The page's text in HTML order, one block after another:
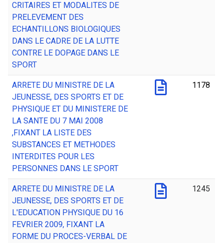
CRITAIRES ET MODALITES DE
PRELEVEMENT DES
ECHANTILLONS BIOLOGIQUES
DANS LE CADRE DE LA LUTTE
CONTRE LE DOPAGE DANS LE
SPORT
ARRETE DU MINISTRE DE LA
JEUNESSE, DES SPORTS ET DE
PHYSIQUE ET DU MINISTERE DE
LA SANTE DU 7 MAI 2008
,FIXANT LA LISTE DES
SUBSTANCES ET METHODES
INTERDITES POUR LES
PERSONNES DANS LE SPORT
1178
ARRETE DU MINISTRE DE LA
JEUNESSE, DES SPORTS ET DE
L'EDUCATION PHYSIQUE DU 16
FEVRIER 2009, FIXANT LA
FORME DU PROCES-VERBAL DE
1245